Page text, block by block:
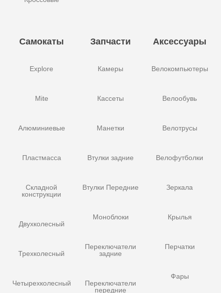
Самокаты
Explore
Mite
Алюминиевые
Пластмасса
Складной
конструкции
Двухколесный
Трехколесный
Четырехколесный
Запчасти
Камеры
Кассеты
Манетки
Втулки задние
Втулки Передние
Моноблоки
Переключатели
задние
Переключатели
передние
Аксессуары
Велокомпьютеры
Велообувь
Велотрусы
Велофутболки
Зеркала
Крылья
Перчатки
Фары